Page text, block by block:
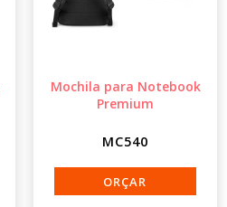
Mochila para Notebook
Premium
MC540